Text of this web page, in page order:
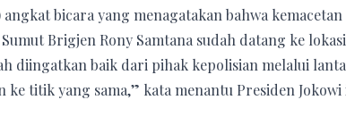
angkat bicara yang menagatakan bahwa
Brigjen Rony Samtana sudah datang ke
diingatkan baik dari pihak kepolisian melalui
ke titik yang sama,” kata menantu Presiden